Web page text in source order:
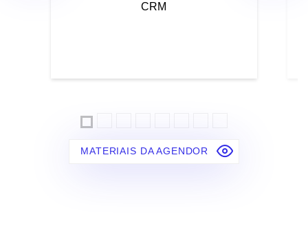
CRM
MATERIAIS DA AGENDOR